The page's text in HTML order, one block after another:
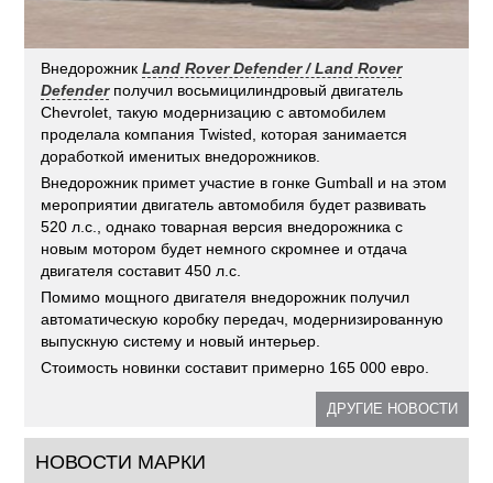
ВнедорожникLand Rover Defender / Land Rover
Defenderполучил восьмицилиндровый двигатель
Chevrolet, такую модернизацию с автомобилем
проделала компания Twisted, которая занимается
доработкой именитых внедорожников.
Внедорожник примет участие в гонке Gumball и на этом
мероприятии двигатель автомобиля будет развивать
520 л.с., однако товарная версия внедорожника с
новым мотором будет немного скромнее и отдача
двигателя составит 450 л.с.
Помимо мощного двигателя внедорожник получил
автоматическую коробку передач, модернизированную
выпускную систему и новый интерьер.
Стоимость новинки составит примерно 165 000 евро.
ДРУГИЕ НОВОСТИ
НОВОСТИ МАРКИ